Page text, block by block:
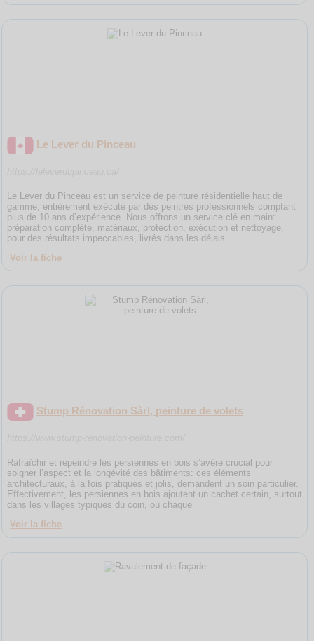
Le Lever du Pinceau
Le Lever du Pinceau est un service de peinture résidentielle haut de
gamme, entièrement exécuté par des peintres professionnels comptant
plus de 10 ans d’expérience. Nous offrons un service clé en main:
préparation complète, matériaux, protection, exécution et nettoyage,
pour des résultats impeccables, livrés dans les délais
Voir la fiche
Stump Rénovation Sàrl, peinture de volets
Rafraîchir et repeindre les persiennes en bois s’avère crucial pour
soigner l’aspect et la longévité des bâtiments: ces éléments
architecturaux, à la fois pratiques et jolis, demandent un soin particulier.
Effectivement, les persiennes en bois ajoutent un cachet certain, surtout
dans les villages typiques du coin, où chaque
Voir la fiche